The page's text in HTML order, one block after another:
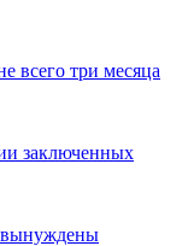
всего три месяца
заключенных
вынуждены